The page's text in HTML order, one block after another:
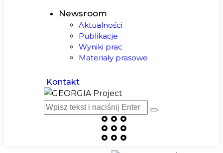
Newsroom
Aktualności
Publikacje
Wyniki prac
Materiały prasowe
Kontakt